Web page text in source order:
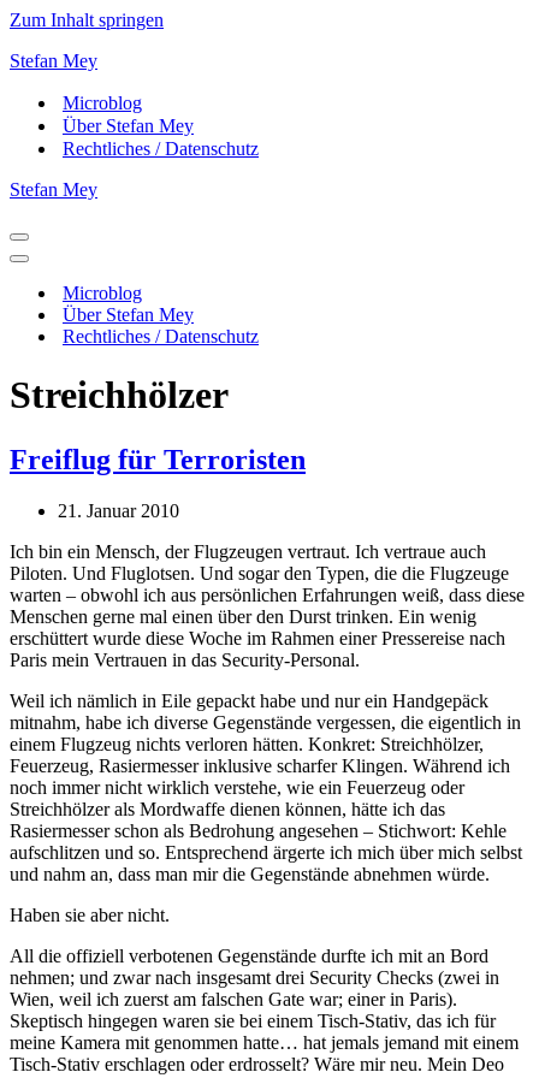
Zum Inhalt springen
Stefan Mey
Microblog
Über Stefan Mey
Rechtliches / Datenschutz
Stefan Mey
Navigationsmenü
Navigationsmenü
Microblog
Über Stefan Mey
Rechtliches / Datenschutz
Streichhölzer
Freiflug für Terroristen
21. Januar 2010
Ich bin ein Mensch, der Flugzeugen vertraut. Ich vertraue auch
Piloten. Und Fluglotsen. Und sogar den Typen, die die Flugzeuge
warten – obwohl ich aus persönlichen Erfahrungen weiß, dass diese
Menschen gerne mal einen über den Durst trinken. Ein wenig
erschüttert wurde diese Woche im Rahmen einer Pressereise nach
Paris mein Vertrauen in das Security-Personal.
Weil ich nämlich in Eile gepackt habe und nur ein Handgepäck
mitnahm, habe ich diverse Gegenstände vergessen, die eigentlich in
einem Flugzeug nichts verloren hätten. Konkret: Streichhölzer,
Feuerzeug, Rasiermesser inklusive scharfer Klingen. Während ich
noch immer nicht wirklich verstehe, wie ein Feuerzeug oder
Streichhölzer als Mordwaffe dienen können, hätte ich das
Rasiermesser schon als Bedrohung angesehen – Stichwort: Kehle
aufschlitzen und so. Entsprechend ärgerte ich mich über mich selbst
und nahm an, dass man mir die Gegenstände abnehmen würde.
Haben sie aber nicht.
All die offiziell verbotenen Gegenstände durfte ich mit an Bord
nehmen; und zwar nach insgesamt drei Security Checks (zwei in
Wien, weil ich zuerst am falschen Gate war; einer in Paris).
Skeptisch hingegen waren sie bei einem Tisch-Stativ, das ich für
meine Kamera mit genommen hatte… hat jemals jemand mit einem
Tisch-Stativ erschlagen oder erdrosselt? Wäre mir neu. Mein Deo